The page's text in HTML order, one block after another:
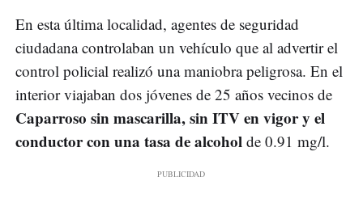
En esta última localidad, agentes de seguridad
ciudadana controlaban un vehículo que al advertir el
control policial realizó una maniobra peligrosa. En el
interior viajaban dos jóvenes de 25 años vecinos de
Caparroso sin mascarilla, sin ITV en vigor y el
conductor con una tasa de alcohol de 0.91 mg/l.